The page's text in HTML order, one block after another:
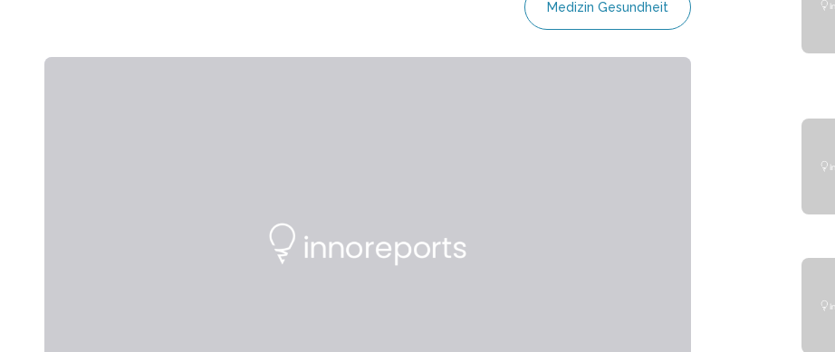
Medizin Gesundheit